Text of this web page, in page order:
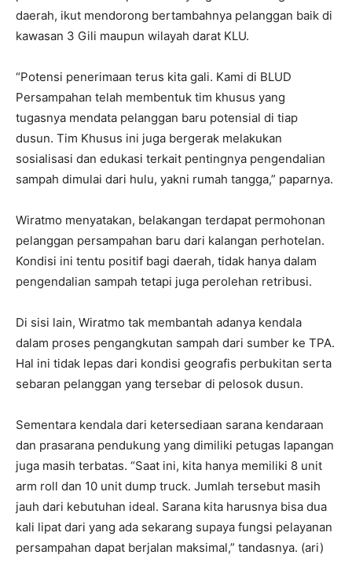
daerah, ikut mendorong bertambahnya pelanggan baik di
kawasan 3 Gili maupun wilayah darat KLU.
“Potensi penerimaan terus kita gali. Kami di BLUD
Persampahan telah membentuk tim khusus yang
tugasnya mendata pelanggan baru potensial di tiap
dusun. Tim Khusus ini juga bergerak melakukan
sosialisasi dan edukasi terkait pentingnya pengendalian
sampah dimulai dari hulu, yakni rumah tangga,” paparnya.
Wiratmo menyatakan, belakangan terdapat permohonan
pelanggan persampahan baru dari kalangan perhotelan.
Kondisi ini tentu positif bagi daerah, tidak hanya dalam
pengendalian sampah tetapi juga perolehan retribusi.
Di sisi lain, Wiratmo tak membantah adanya kendala
dalam proses pengangkutan sampah dari sumber ke TPA.
Hal ini tidak lepas dari kondisi geografis perbukitan serta
sebaran pelanggan yang tersebar di pelosok dusun.
Sementara kendala dari ketersediaan sarana kendaraan
dan prasarana pendukung yang dimiliki petugas lapangan
juga masih terbatas. “Saat ini, kita hanya memiliki 8 unit
arm roll dan 10 unit dump truck. Jumlah tersebut masih
jauh dari kebutuhan ideal. Sarana kita harusnya bisa dua
kali lipat dari yang ada sekarang supaya fungsi pelayanan
persampahan dapat berjalan maksimal,” tandasnya. (ari)